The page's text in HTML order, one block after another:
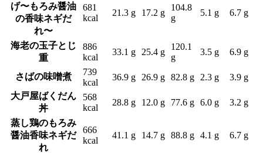
げ〜もろみ醤油
の香味ネギだ
れ〜
681
kcal
21.3 g 17.2 g
104.8
g
5.1 g 6.7 g
海老の玉子とじ
重
886
kcal
33.1 g 25.4 g
120.1
g
3.5 g 6.9 g
さばの味噌煮
739
kcal
36.9 g 26.9 g 82.8 g 2.3 g
3.9 g
大戸屋ばくだん
丼
568
kcal
28.8 g 12.0 g 77.6 g 6.0 g 3.2 g
蒸し鶏のもろみ
醤油香味ネギだ
れ
666
kcal
41.1 g 14.7 g 88.8 g 4.1 g 6.7 g